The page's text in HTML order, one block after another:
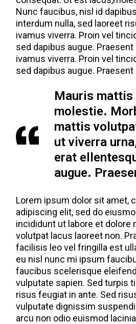
Nunc faucibus, nisl id
interdum nulla, sed laoreet
ivamus viverra. Proin vel
sed dapibus augue.
ivamus viverra. Proin vel
sed dapibus augue. Praesent
Mauris
molestie.
mattis
ut viverra
erat
augue.
Lorem ipsum dolor sit amet,
adipiscing elit, sed do
incididunt ut labore et dolore
volutpat lacus laoreet non.
facilisis leo vel fringilla est
eu nisl nunc mi ipsum
faucibus scelerisque
vulputate sapien. Sed turpis
risus feugiat in ante. Sed
vulputate dignissim
arcu non odio euismod